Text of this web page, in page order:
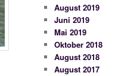
August 2019
Juni 2019
Mai 2019
Oktober 2018
August 2018
August 2017